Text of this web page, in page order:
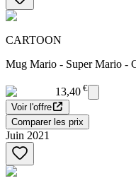
CARTOON
Mug Mario - Super Mario -
13,40 €
Voir l'offre
Comparer les prix
Juin 2021